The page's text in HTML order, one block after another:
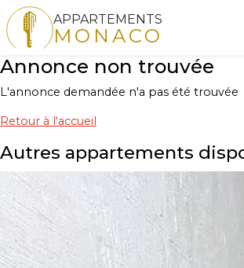
APPARTEMENTS
MONACO
Annonce non trouvée
L'annonce demandée n'a pas été trouvée
Retour à l'accueil
Autres appartements